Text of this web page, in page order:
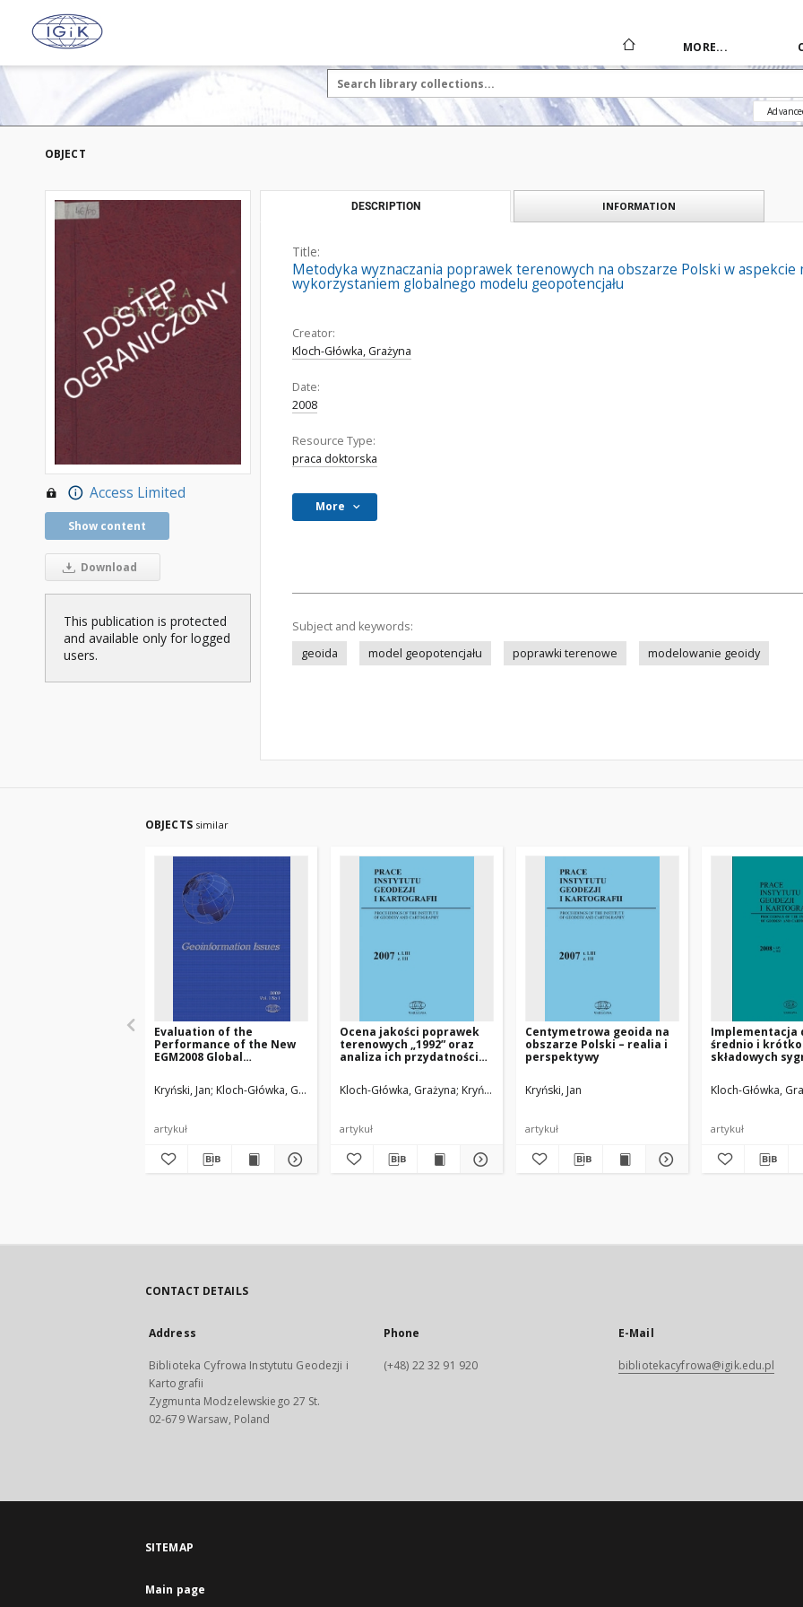
MORE...
OBJECT
Access Limited
Show content
Download
This publication is protected
and available only for logged
users.
DESCRIPTION INFORMATION
Title:
Metodyka wyznaczania poprawek terenowych na obszarze Polski w
wykorzystaniem globalnego modelu geopotencjału
Creator:
Kloch-Główka, Grażyna
Date:
2008
Resource Type:
praca doktorska
More
Subject and keywords:
geoida
model geopotencjału poprawki terenowe modelowanie geoidy
OBJECTS similar
Evaluation of the
Performance of the New
EGM2008 Global
Poland
Kryński, Jan Kloch-Główka, Grażyna
artykuł
Ocena jakości poprawek
terenowych „1992” oraz
analiza ich przydatności
terenowych na obszarze
Polski spełniających
Kloch-Główka, Grażyna Kryński, Jan
artykuł
Centymetrowa geoida na
obszarze Polski – realia i
perspektywy
Kryński, Jan
artykuł
Implementacja
średnio i
składowych
zakłócającego
modelowania
Kloch-Główka,
artykuł
CONTACT DETAILS
Address
Biblioteka Cyfrowa Instytutu Geodezji i
Kartografii
Zygmunta Modzelewskiego 27 St.
02-679 Warsaw, Poland
Phone
(+48) 22 32 91 920
E-Mail
bibliotekacyfrowa@igik.edu.pl
SITEMAP
Main page